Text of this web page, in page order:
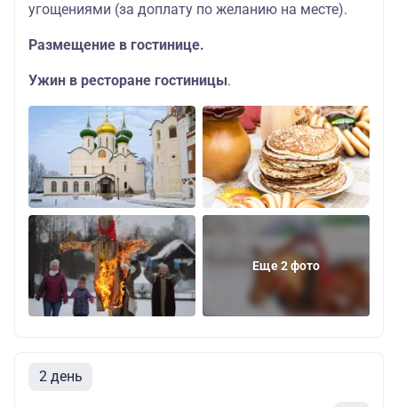
угощениями (за доплату по желанию на месте).
Размещение в гостинице.
Ужин в ресторане гостиницы.
Еще 2 фото
2 день